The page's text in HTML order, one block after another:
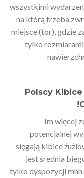
wszystkimi
na którą trzeba
miejsce (tor), gdzie
tylko
Polscy
Im więcej
potencjalnej
sięgają kibice
jest średnia
tylko dyspozycji mhh